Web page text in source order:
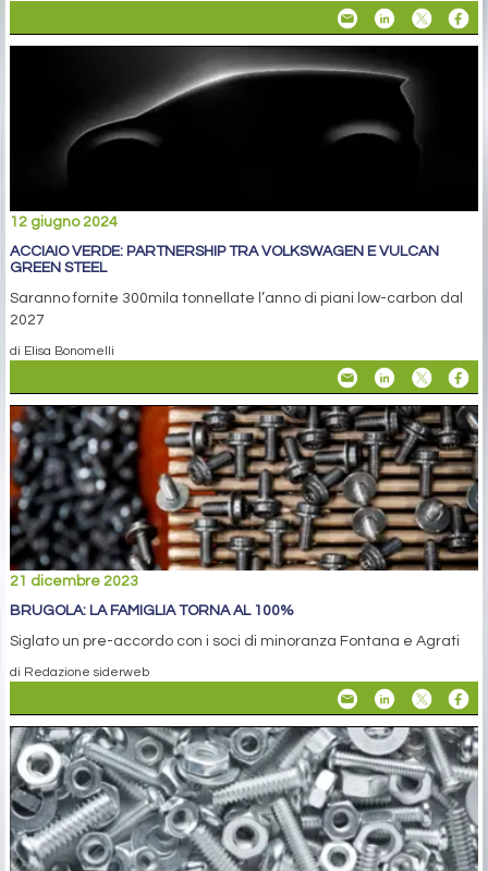
12 giugno 2024
ACCIAIO VERDE: PARTNERSHIP TRA VOLKSWAGEN E VULCAN
GREEN STEEL
Saranno fornite 300mila tonnellate l’anno di piani low-carbon dal
2027
di Elisa Bonomelli
21 dicembre 2023
BRUGOLA: LA FAMIGLIA TORNA AL 100%
Siglato un pre-accordo con i soci di minoranza Fontana e Agrati
di Redazione siderweb